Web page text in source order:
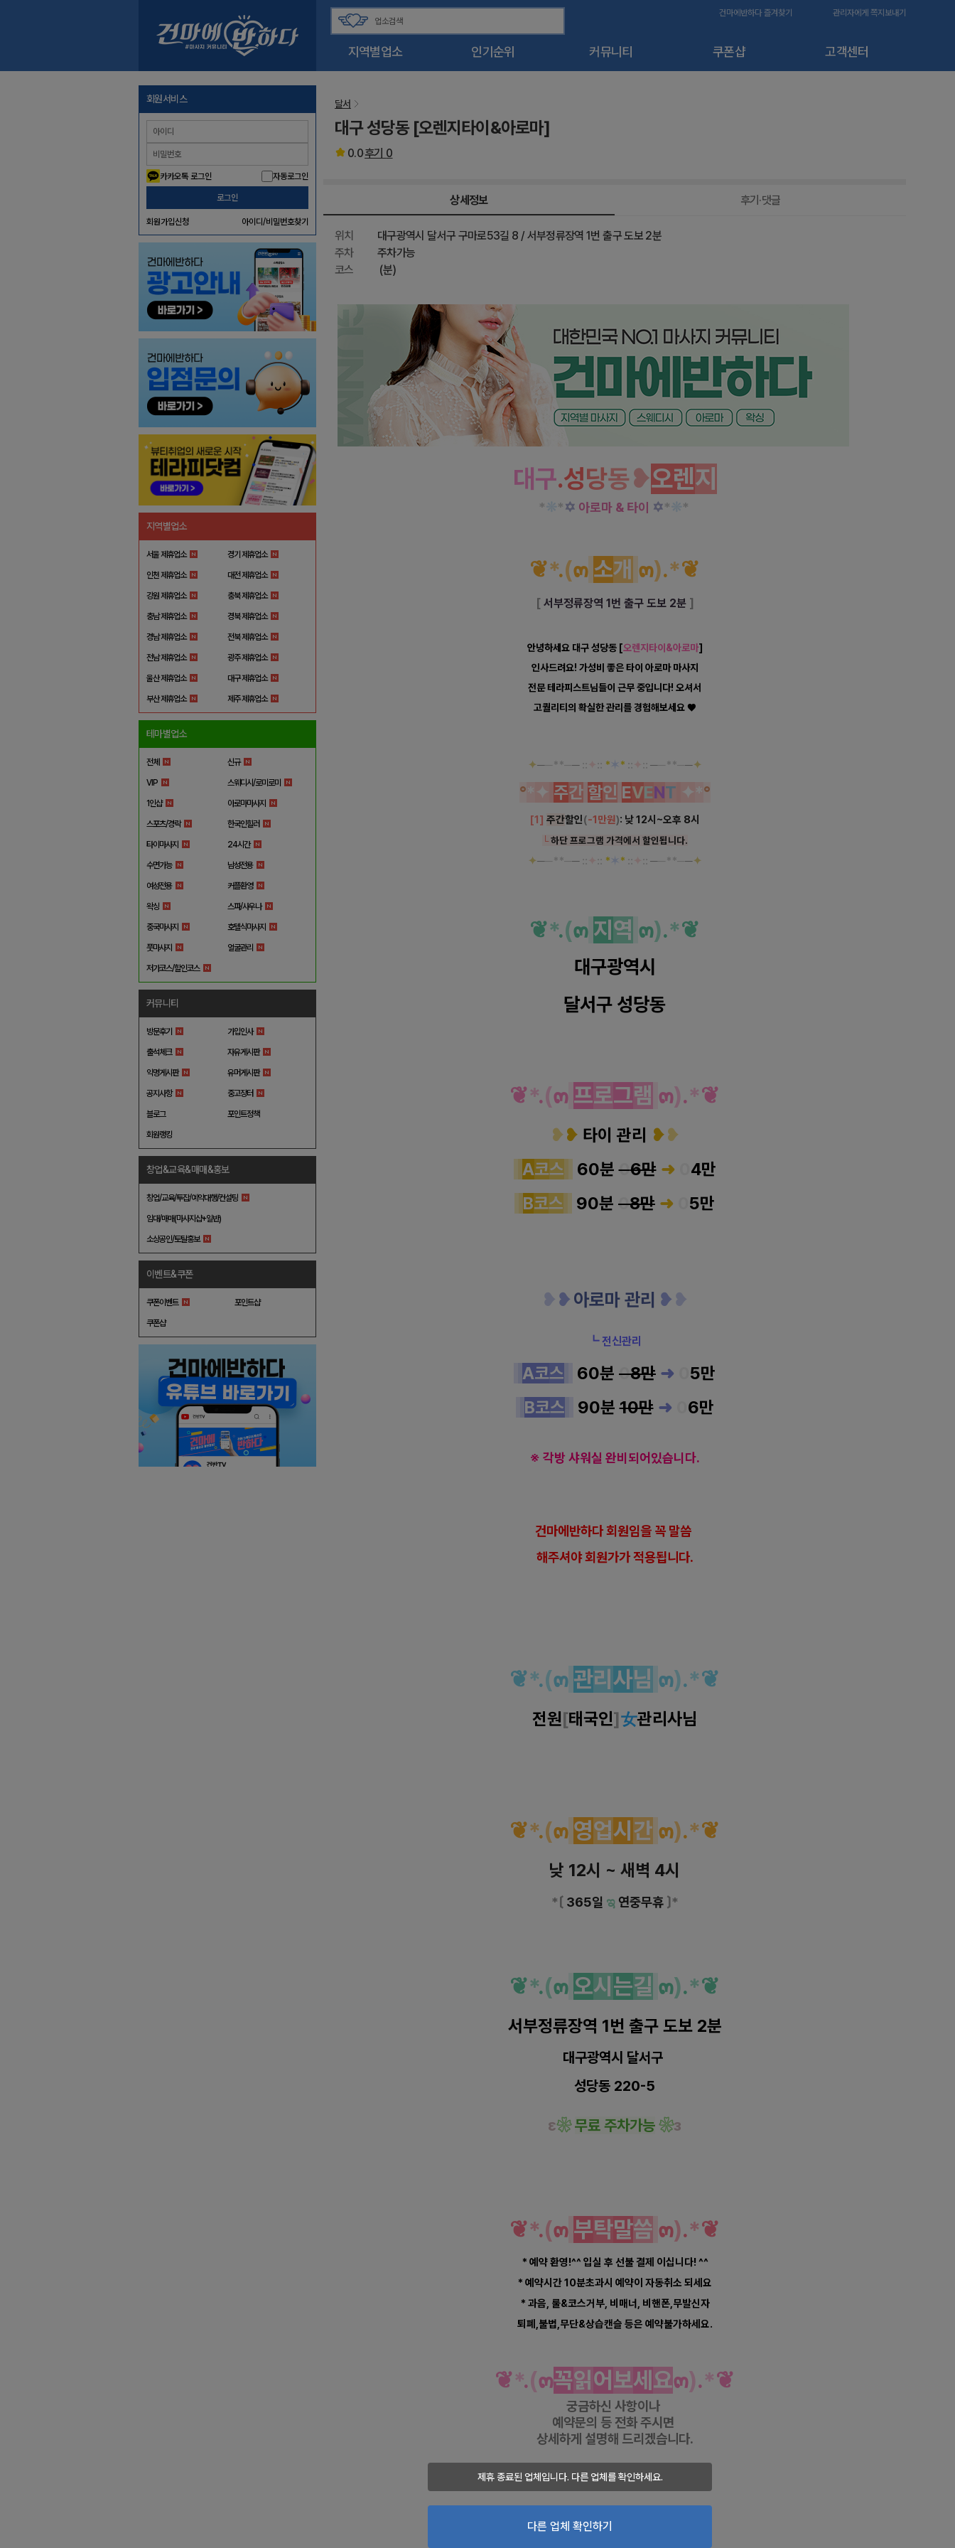
지역별업소 인기순위 커뮤니티 쿠폰샵 고객센터
건마에반하다 즐겨찾기 관리자에게 쪽지보내기
회원서비스
카카오톡 로그인 자동로그인
로그인
회원가입신청 아이디/비밀번호찾기
지역별업소
서울 제휴업소 경기 제휴업소
인천 제휴업소 대전 제휴업소
강원 제휴업소 충북 제휴업소
충남 제휴업소 경북 제휴업소
경남 제휴업소 전북 제휴업소
전남 제휴업소 광주 제휴업소
울산 제휴업소 대구 제휴업소
부산 제휴업소 제주 제휴업소
테마별업소
전체 신규
VIP 스웨디시/로미로미
1인샵 아로마마사지
스포츠/경락 한국인힐러
타이마사지 24시간
수면가능 남성전용
여성전용 커플환영
왁싱 스파/사우나
중국마사지 호텔식마사지
풋마사지 얼굴관리
저가코스/할인코스
커뮤니티
방문후기 가입인사
출석체크 자유게시판
익명게시판 유머게시판
공지사항 중고장터
블로그 포인트정책
회원랭킹
창업&교육&매매&홍보
창업/교육/투잡/예약대행/컨설팅
임대/매매(마사지샵+일반)
소상공인/토탈홍보
이벤트&쿠폰
쿠폰이벤트 포인트샵
쿠폰샵
제휴 종료된 업체입니다. 다른 업체를 확인하세요.
다른 업체 확인하기
달서
대구 성당동 [오렌지타이&아로마]
0.0후기 0
상세정보 후기·댓글
위치
대구광역시 달서구 구마로53길 8 / 서부정류장역 1번 출구 도보 2분
주차
주차가능
코스
(분)
대구.성당동❥오렌지
* *✡ 아로마 & 타이 ✡* *
❦*.(๓ 소개 ๓).*❦
[서부정류장역 1번 출구 도보 2분 ]
안녕하세요 대구 성당동 [오렌지타이&아로마]
인사드려요! 가성비 좋은 타이 아로마 마사지
전문 테라피스트님들이 근무 중입니다! 오셔서
고퀄리티의 확실한 관리를 경험해보세요 ♥
✦──**── :: :: *✶ * :: :: ──**──✦
° ✦ 주간 할인 EVENT ✦ °
[1] 주간할인(-1만원): 낮 12시~오후 8시
└하단 프로그램 가격에서 할인됩니다.
✦──**── :: :: *✶ * :: :: ──**──✦
❦*.(๓ 지 역 ๓).*❦
대구광역시
달서구 성당동
❦*.(๓ 프로그램 ๓).*❦
❥❥ 타이 관리 ❥❥
A코스 60분06만 ➜
4만
B코스 90분 08만 ➜ 5만
❥ ❥ 아로마 관리 ❥ ❥
┗ 전신관리
A코스 60분 08만 ➜ 5만
B코스 90분10만 ➜ 6만
※ 각방 샤워실 완비되어있습니다.
건마에반하다 회원임을 꼭 말씀
해주셔야 회원가가 적용됩니다.
❦*.(๓ 관리 사님 ๓).*❦
전원[태국인]女관리사님
❦*.(๓ 영업시 간 ๓).*❦
낮 12시 ~ 새벽 4시
*〔 365일 ಇ연중무휴 〕*
❦*.(๓ 오시 는길 ๓).*❦
서부정류장역 1번 출구 도보 2분
대구광역시 달서구
성당동 220-5
ε❀ 무료 주차가능 ❀з
❦*.(๓ 부탁말씀 ๓).*❦
* 예약 환영!^^ 입실 후 선불 결제 이십니다! ^^
* 예약시간 10분초과시 예약이 자동취소 되세요
* 과음, 룰&코스거부, 비매너, 비핸폰,무발신자
퇴폐,불법,무단&상습캔슬 등은 예약불가하세요.
❦*.(๓꼭읽어 보세 요๓).*❦
궁금하신 사항이나
예약문의 등 전화 주시면
상세하게 설명해 드리겠습니다.
대구마사지- 마캉스
대구마사지구인
- 테라피닷컴
샵 연락시 "건마에반하다" 보고
연락했다고